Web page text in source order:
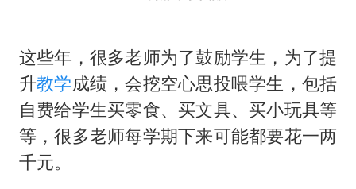
OpenAI为免费用户升级GPT-5.6 Luna
女子利用漏洞0元薅走3000多件家电
我国编制完成新版全月地质图
现代版摸金校尉落网查获400多枚古币
这些年，很多老师为了鼓励学生，为了提
升教学成绩，会挖空心思投喂学生，包括
自费给学生买零食、买文具、买小玩具等
等，很多老师每学期下来可能都要花一两
千元。